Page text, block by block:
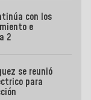
con los
e
2
se reunió
para